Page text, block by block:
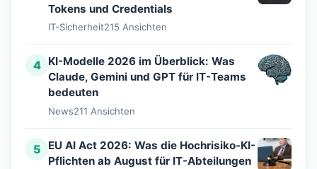
Tokens und Credentials
IT-Sicherheit215 Ansichten
4
KI-Modelle 2026 im Überblick: Was
Claude, Gemini und GPT für IT-Teams
bedeuten
News211 Ansichten
5
EU AI Act 2026: Was die Hochrisiko-KI-
Pflichten ab August für IT-Abteilungen